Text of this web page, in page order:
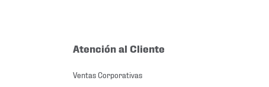
Atención al Cliente
Ventas Corporativas